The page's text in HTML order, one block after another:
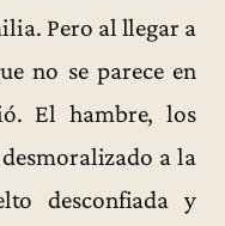
Pero al llegar a
no se parece en
El hambre, los
a la
desconfiada y